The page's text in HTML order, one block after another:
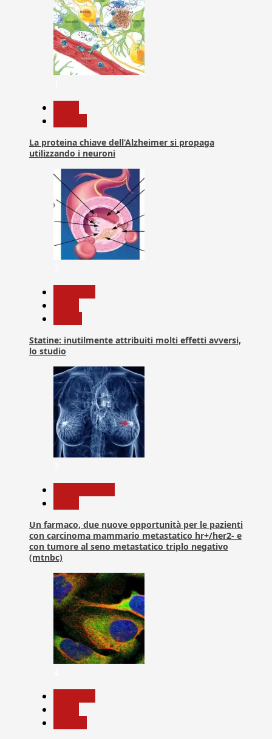
La proteina chiave dell’Alzheimer si propaga
utilizzando i neuroni
Statine: inutilmente attribuiti molti effetti avversi,
lo studio
Un farmaco, due nuove opportunità per le pazienti
con carcinoma mammario metastatico hr+/her2- e
con tumore al seno metastatico triplo negativo
(mtnbc)